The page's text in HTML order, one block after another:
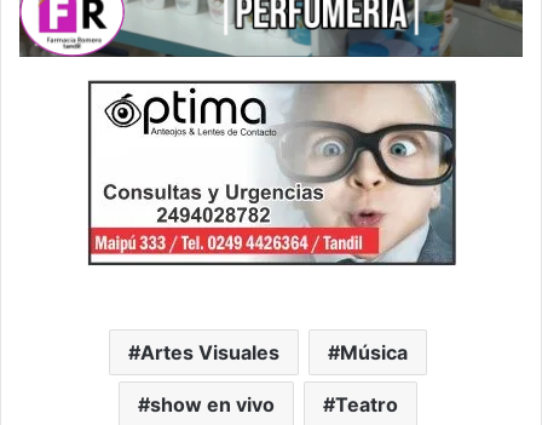
Artes Visuales Música
show en vivo Teatro